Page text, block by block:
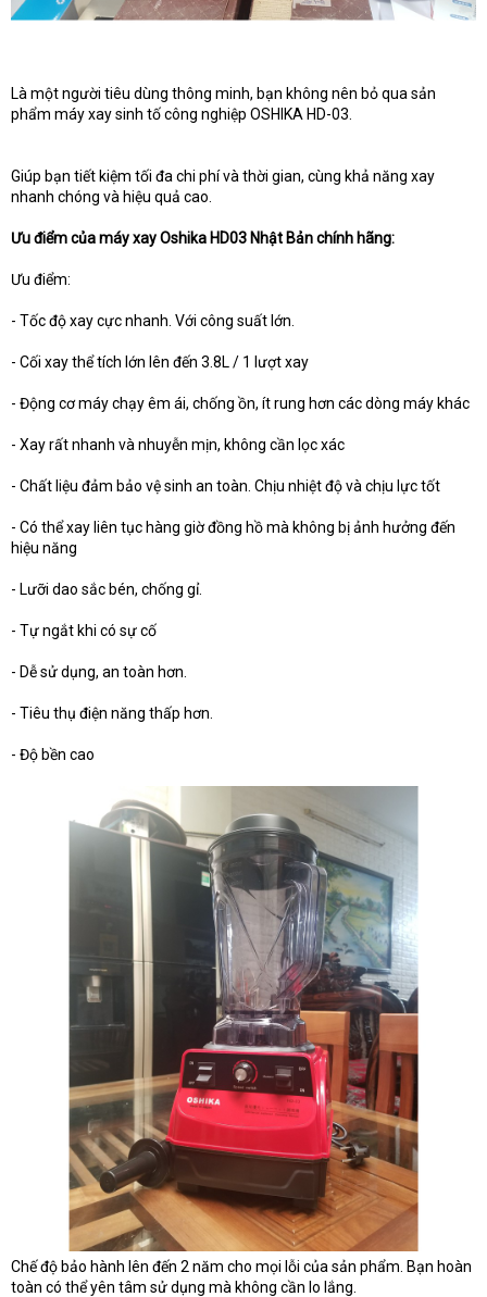
Là một người tiêu dùng thông minh, bạn không nên bỏ qua sản
phẩm máy xay sinh tố công nghiệp OSHIKA HD-03.
Giúp bạn tiết kiệm tối đa chi phí và thời gian, cùng khả năng xay
nhanh chóng và hiệu quả cao.
Ưu điểm của máy xay Oshika HD03 Nhật Bản chính hãng:
Ưu điểm:
- Tốc độ xay cực nhanh. Với công suất lớn.
- Cối xay thể tích lớn lên đến 3.8L / 1 lượt xay
- Động cơ máy chạy êm ái, chống ồn, ít rung hơn các dòng máy khác
- Xay rất nhanh và nhuyễn mịn, không cần lọc xác
- Chất liệu đảm bảo vệ sinh an toàn. Chịu nhiệt độ và chịu lực tốt
- Có thể xay liên tục hàng giờ đồng hồ mà không bị ảnh hưởng đến
hiệu năng
- Lưỡi dao sắc bén, chống gỉ.
- Tự ngắt khi có sự cố
- Dễ sử dụng, an toàn hơn.
- Tiêu thụ điện năng thấp hơn.
- Độ bền cao
Chế độ bảo hành lên đến 2 năm cho mọi lỗi của sản phẩm. Bạn hoàn
toàn có thể yên tâm sử dụng mà không cần lo lắng.